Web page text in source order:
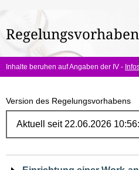
hier:
Regelungsvorhaben
Inhalte beruhen auf Angaben der IV -
Version des Regelungsvorhabens